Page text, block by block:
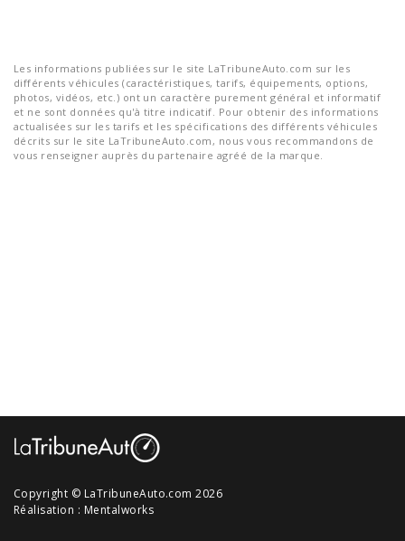
Les informations publiées sur le site LaTribuneAuto.com sur les
différents véhicules (caractéristiques, tarifs, équipements, options,
photos, vidéos, etc.) ont un caractère purement général et informatif
et ne sont données qu'à titre indicatif. Pour obtenir des informations
actualisées sur les tarifs et les spécifications des différents véhicules
décrits sur le site LaTribuneAuto.com, nous vous recommandons de
vous renseigner auprès du partenaire agréé de la marque.
Copyright © LaTribuneAuto.com 2026
Réalisation : Mentalworks